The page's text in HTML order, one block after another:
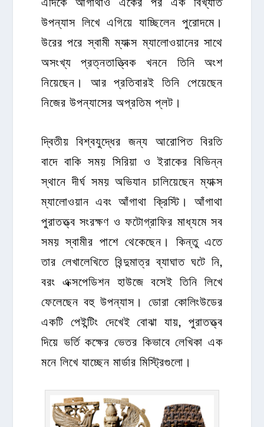
উপন্যাস লিখে এগিয়ে যাচ্ছিলেন পুরোদমে।
উরের পরে স্বামী ম্যাক্স ম্যালোওয়ানের সাথে
অসংখ্য প্রত্নতাত্ত্বিক খননে তিনি অংশ
নিয়েছেন। আর প্রতিবারই তিনি পেয়েছেন
নিজের উপন্যাসের অপ্রতিম প্লট।
দ্বিতীয় বিশ্বযুদ্ধের জন্য আরোপিত বিরতি
বাদে বাকি সময় সিরিয়া ও ইরাকের বিভিন্ন
স্থানে দীর্ঘ সময় অভিযান চালিয়েছেন ম্যাক্স
ম্যালোওয়ান এবং আঁগাথা ক্রিস্টি। আঁগাথা
পুরাতত্ত্ব সংরক্ষণ ও ফটোগ্রাফির মাধ্যমে সব
সময় স্বামীর পাশে থেকেছেন। কিন্তু এতে
তার লেখালেখিতে বিন্দুমাত্র ব্যাঘাত ঘটে নি,
বরং এক্সপেডিশন হাউজে বসেই তিনি লিখে
ফেলেছেন বহু উপন্যাস। ডোরা কোলিংউডের
একটি পেইন্টিং দেখেই বোঝা যায়, পুরাতত্ত্ব
দিয়ে ভর্তি কক্ষের ভেতর কিভাবে লেখিকা এক
মনে লিখে যাচ্ছেন মার্ডার মিস্ট্রিগুলো।